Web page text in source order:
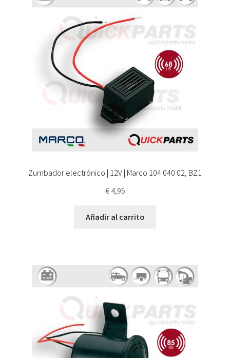
Zumbador electrónico | 12V | Marco 104 040 02, BZ1
€4,95
Añadir al carrito